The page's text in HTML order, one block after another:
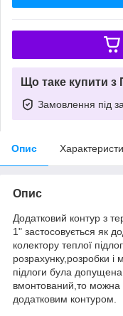
Що таке купити з
Замовлення під
Опис
Опис
Додатковий контур з
1" застосовується як
колектору теплої
розрахунку,розробки і
підлоги була
вмонтований,то можна
додатковим контуром.